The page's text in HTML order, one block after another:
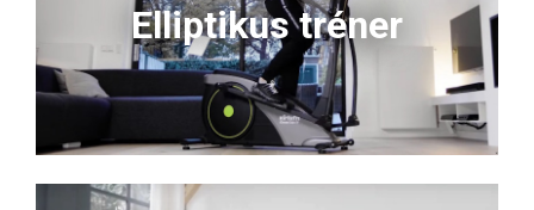
Elliptikus tréner